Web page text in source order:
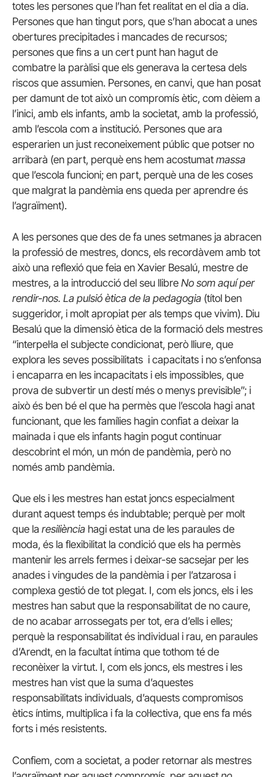
totes les persones que l’han fet realitat en el dia a dia.
Persones que han tingut pors, que s’han abocat a unes
obertures precipitades i mancades de recursos;
persones que fins a un cert punt han hagut de
combatre la paràlisi que els generava la certesa dels
riscos que assumien. Persones, en canvi, que han posat
per damunt de tot això un compromís ètic, com dèiem a
l’inici, amb els infants, amb la societat, amb la professió,
amb l’escola com a institució. Persones que ara
esperarien un just reconeixement públic que potser no
arribarà (en part, perquè ens hem acostumat massa
que l’escola funcioni; en part, perquè una de les coses
que malgrat la pandèmia ens queda per aprendre és
l’agraïment).
A les persones que des de fa unes setmanes ja abracen
la professió de mestres, doncs, els recordàvem amb tot
això una reflexió que feia en Xavier Besalú, mestre de
mestres, a la introducció del seu llibre No som aquí per
rendir-nos. La pulsió ètica de la pedagogia (títol ben
suggeridor, i molt apropiat per als temps que vivim). Diu
Besalú que la dimensió ètica de la formació dels mestres
“interpel·la el subjecte condicionat, però lliure, que
explora les seves possibilitats i capacitats i no s’enfonsa
i encaparra en les incapacitats i els impossibles, que
prova de subvertir un destí més o menys previsible”; i
això és ben bé el que ha permès que l’escola hagi anat
funcionant, que les famílies hagin confiat a deixar la
mainada i que els infants hagin pogut continuar
descobrint el món, un món de pandèmia, però no
només amb pandèmia.
Que els i les mestres han estat joncs especialment
durant aquest temps és indubtable; perquè per molt
que la resiliència hagi estat una de les paraules de
moda, és la flexibilitat la condició que els ha permès
mantenir les arrels fermes i deixar-se sacsejar per les
anades i vingudes de la pandèmia i per l’atzarosa i
complexa gestió de tot plegat. I, com els joncs, els i les
mestres han sabut que la responsabilitat de no caure,
de no acabar arrossegats per tot, era d’ells i elles;
perquè la responsabilitat és individual i rau, en paraules
d’Arendt, en la facultat íntima que tothom té de
reconèixer la virtut. I, com els joncs, els mestres i les
mestres han vist que la suma d’aquestes
responsabilitats individuals, d’aquests compromisos
ètics íntims, multiplica i fa la col·lectiva, que ens fa més
forts i més resistents.
Confiem, com a societat, a poder retornar als mestres